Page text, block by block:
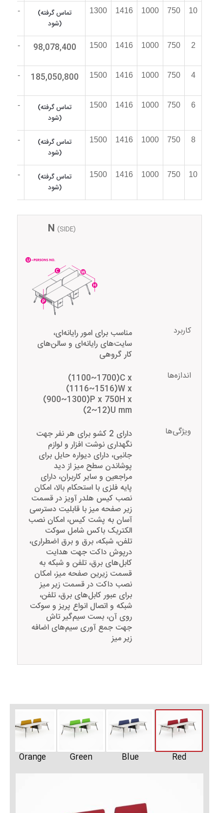
10
750
1000
1416
1300
(تماس گرفته
شود)
2
750
1000
1416
1500
98,078,400
4
750
1000
1416
1500
185,050,800
6
750
1000
1416
1500
(تماس گرفته
شود)
8
750
1000
1416
1500
(تماس گرفته
شود)
10
750
1000
1416
1500
(تماس گرفته
شود)
N (SIDE)
کاربرد
مناسب برای امور رایانه‌ای،
سایت‌های رایانه‌ای و سالن‌های
کار گروهی
اندازه‌ها
(1100~1700)C x
(1116~1516)W x
(900~1300)P x 750H x
(2~12)U mm
ویژگی‌ها
دارای 2 کشو برای هر نفر جهت
نگهداری نوشت افزار و لوازم
جانبی، دارای دیواره حایل برای
پوشاندن سطح میز از دید
مراجعین و سایر کاربران، دارای
پایه فلزی با استحکام بالا، امکان
نصب کیس هلدر آویز در قسمت
زیر صفحه میز با قابلیت دسترسی
آسان به پشت کیس، امکان نصب
الکتریک باکس شامل سوکت
تلفن، شبکه، برق و برق اضطراری،
درپوش داکت جهت هدایت
کابل‌های برق، تلفن و شبکه به
قسمت زیرین صفحه میز، امکان
نصب داکت در قسمت زیر میز
برای عبور کابل‌های برق، تلفن،
شبکه و اتصال انواع پریز و سوکت
روی آن، بست سیم‌گیر تاش
جهت جمع آوری سیم‌های اضافه
زیر میز
Red
Blue
Green
Orange